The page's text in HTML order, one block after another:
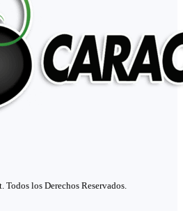
los Derechos Reservados.